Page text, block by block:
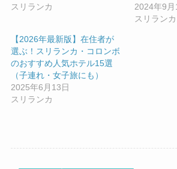
スリランカ
2024年9月
スリランカ
【2026年最新版】在住者が
選ぶ！スリランカ・コロンボ
のおすすめ人気ホテル15選
（子連れ・女子旅にも）
2025年6月13日
スリランカ